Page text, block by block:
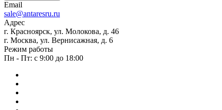
Email
sale@antaresru.ru
Адрес
г. Красноярск, ул. Молокова, д. 46
г. Москва, ул. Вернисажная, д. 6
Режим работы
Пн - Пт: с 9:00 до 18:00